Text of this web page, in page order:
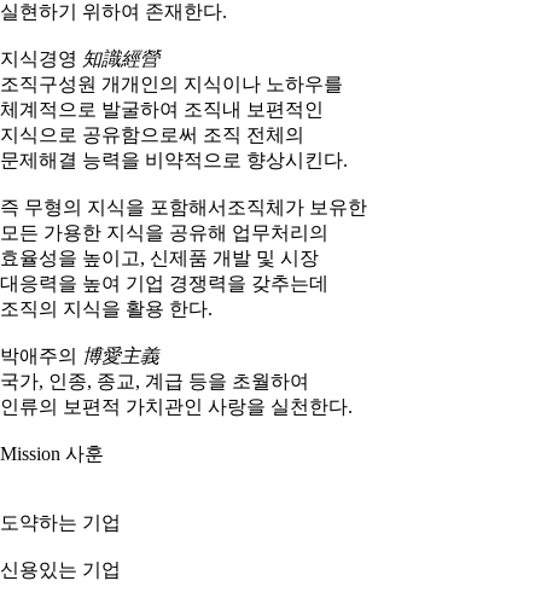
실현하기 위하여 존재한다.
지식경영 知識經營
조직구성원 개개인의 지식이나 노하우를
체계적으로 발굴하여 조직내 보편적인
지식으로 공유함으로써 조직 전체의
문제해결 능력을 비약적으로 향상시킨다.
즉 무형의 지식을 포함해서조직체가 보유한
모든 가용한 지식을 공유해 업무처리의
효율성을 높이고, 신제품 개발 및 시장
대응력을 높여 기업 경쟁력을 갖추는데
조직의 지식을 활용 한다.
박애주의 博愛主義
국가, 인종, 종교, 계급 등을 초월하여
인류의 보편적 가치관인 사랑을 실천한다.
Mission 사훈
도약하는 기업
신용있는 기업